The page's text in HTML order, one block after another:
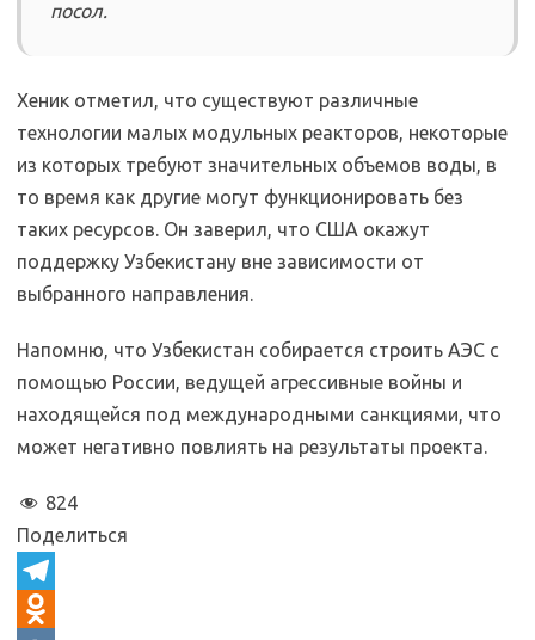
посол.
Хеник отметил, что существуют различные
технологии малых модульных реакторов, некоторые
из которых требуют значительных объемов воды, в
то время как другие могут функционировать без
таких ресурсов. Он заверил, что США окажут
поддержку Узбекистану вне зависимости от
выбранного направления.
Напомню, что Узбекистан собирается строить АЭС с
помощью России, ведущей агрессивные войны и
находящейся под международными санкциями, что
может негативно повлиять на результаты проекта.
824
Поделиться
T